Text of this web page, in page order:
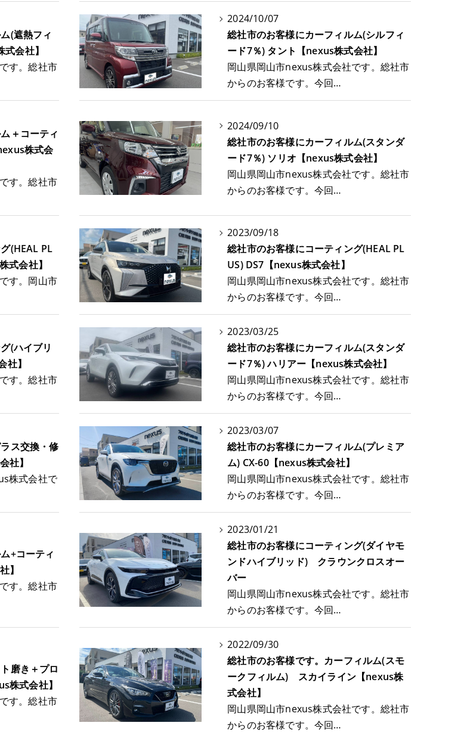
(遮熱フィ
会社】
す。総社市
2024/10/07
総社市のお客様にカーフィルム(シルフィ
ード7％) タント【nexus株式会社】
岡山県岡山市nexus株式会社です。総社市
からのお客様です。今回…
＋コーティ
株式会
す。総社市
2024/09/10
総社市のお客様にカーフィルム(スタンダ
ード7％) ソリオ【nexus株式会社】
岡山県岡山市nexus株式会社です。総社市
からのお客様です。今回…
(HEAL PL
式会社】
す。岡山市
2023/09/18
総社市のお客様にコーティング(HEAL PL
US) DS7【nexus株式会社】
岡山県岡山市nexus株式会社です。総社市
からのお客様です。今回…
(ハイブリ
】
す。総社市
2023/03/25
総社市のお客様にカーフィルム(スタンダ
ード7％) ハリアー【nexus株式会社】
岡山県岡山市nexus株式会社です。総社市
からのお客様です。今回…
ス交換・修
社】
株式会社で
2023/03/07
総社市のお客様にカーフィルム(プレミア
ム) CX-60【nexus株式会社】
岡山県岡山市nexus株式会社です。総社市
からのお客様です。今回…
+コーティ
】
す。総社市
2023/01/21
総社市のお客様にコーティング(ダイヤモ
ンドハイブリッド) クラウンクロスオー
バー
岡山県岡山市nexus株式会社です。総社市
からのお客様です。今回…
磨き＋プロ
株式会社】
す。総社市
2022/09/30
総社市のお客様です。カーフィルム(スモ
ークフィルム) スカイライン【nexus株
式会社】
岡山県岡山市nexus株式会社です。総社市
からのお客様です。今回…